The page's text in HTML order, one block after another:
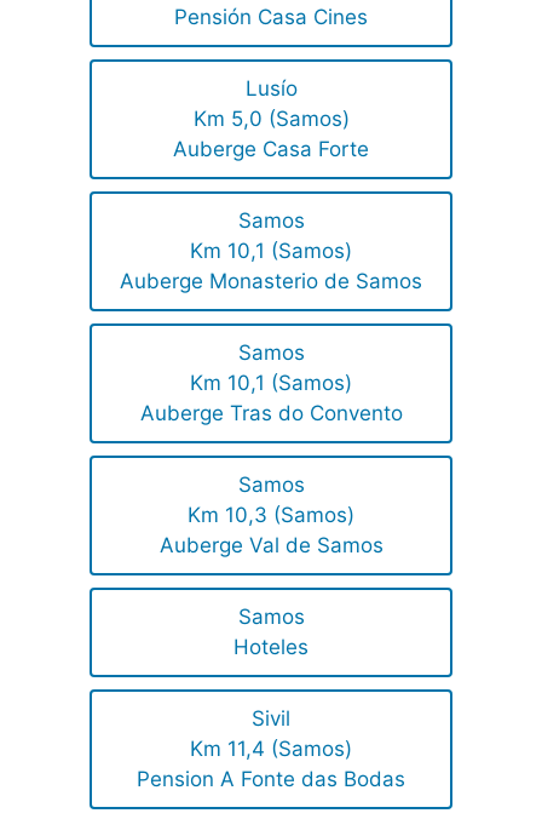
Pensión Casa Cines
Lusío
Km 5,0 (Samos)
Auberge Casa Forte
Samos
Km 10,1 (Samos)
Auberge Monasterio de Samos
Samos
Km 10,1 (Samos)
Auberge Tras do Convento
Samos
Km 10,3 (Samos)
Auberge Val de Samos
Samos
Hoteles
Sivil
Km 11,4 (Samos)
Pension A Fonte das Bodas